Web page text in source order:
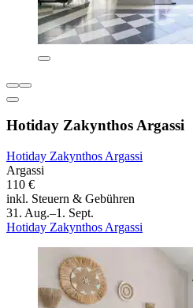
Hotiday Zakynthos Argassi
Hotiday Zakynthos Argassi
Argassi
110 €
inkl. Steuern & Gebühren
31. Aug.–1. Sept.
Hotiday Zakynthos Argassi